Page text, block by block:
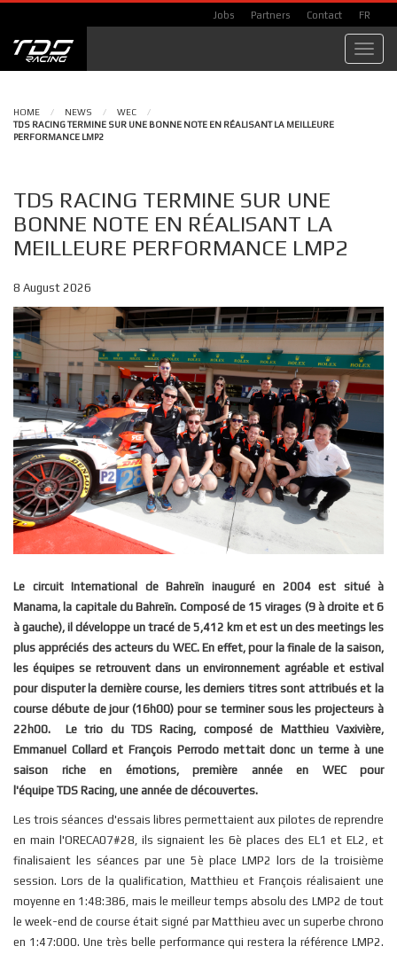
Jobs Partners Contact FR
HOME / NEWS / WEC
/
TDS RACING TERMINE SUR UNE BONNE NOTE EN RÉALISANT LA MEILLEURE
PERFORMANCE LMP2
TDS RACING TERMINE SUR UNE
BONNE NOTE EN RÉALISANT LA
MEILLEURE PERFORMANCE LMP2
8 August 2026
Le circuit International de Bahreïn inauguré en 2004 est situé à
Manama, la capitale du Bahreïn. Composé de 15 virages (9 à droite et 6
à gauche), il développe un tracé de 5,412 km et est un des meetings les
plus appréciés des acteurs du WEC. En effet, pour la finale de la saison,
les équipes se retrouvent dans un environnement agréable et estival
pour disputer la dernière course, les derniers titres sont attribués et la
course débute de jour (16h00) pour se terminer sous les projecteurs à
22h00. Le trio du TDS Racing, composé de Matthieu Vaxivière,
Emmanuel Collard et François Perrodo mettait donc un terme à une
saison riche en émotions, première année en WEC pour
l'équipe TDS Racing, une année de découvertes.
Les trois séances d'essais libres permettaient aux pilotes de reprendre
en main l'ORECA07#28, ils signaient les 6è places des EL1 et EL2, et
finalisaient les séances par une 5è place LMP2 lors de la troisième
session. Lors de la qualification, Matthieu et François réalisaient une
moyenne en 1:48:386, mais le meilleur temps absolu des LMP2 de tout
le week-end de course était signé par Matthieu avec un superbe chrono
en 1:47:000. Une très belle performance qui restera la référence LMP2.